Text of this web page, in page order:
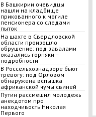
В Башкирии очевидцы
нашли на кладбище
прикованного к могиле
пенсионера со следами
пыток
На шахте в Свердловской
области произошло
обрушение: под завалами
оказались горняки –
подробности
​В Россельхознадзоре бьют
тревогу: под Орловом
обнаружена вспышка
африканской чумы свиней
Путин рассмешил молодежь
анекдотом про
находчивость Николая
Первого